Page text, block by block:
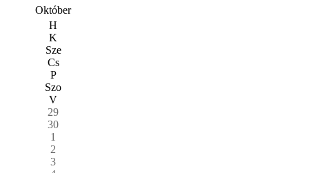
Október
H
K
Sze
Cs
P
Szo
V
29
30
1
2
3